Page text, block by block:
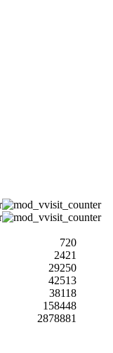
720
2421
29250
42513
38118
158448
2878881